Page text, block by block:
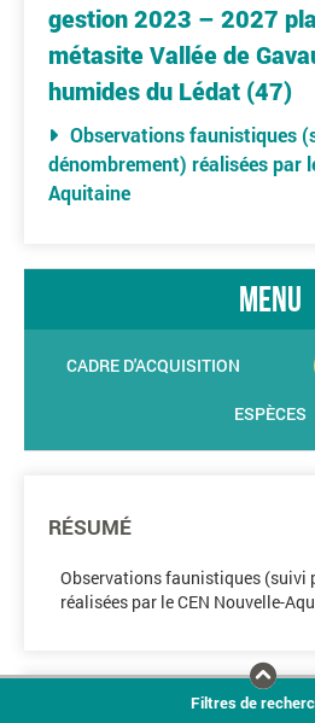
gestion 2023 – 2027
métasite Vallée de
humides du Lédat (47)
Observations faunistiques
dénombrement) réalisées par
Aquitaine
menu
CADRE D'ACQUISITION
ESPÈCES
RÉSUMÉ
Observations faunistiques (suivi
réalisées par le CEN Nouvelle-
Filtres de